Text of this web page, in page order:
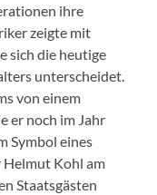
ihre
zeigte mit
sich die heutige
unterscheidet.
von einem
er noch im Jahr
Symbol eines
Helmut Kohl am
Staatsgästen